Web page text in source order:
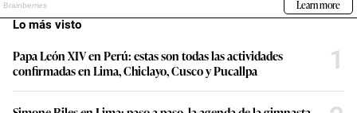
Lo más visto
Papa León XIV en Perú: estas son todas las actividades
confirmadas en Lima, Chiclayo, Cusco y Pucallpa
1